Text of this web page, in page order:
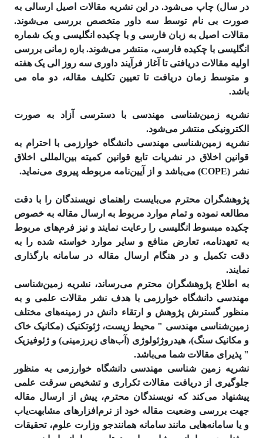
در سال) چاپ می‌شود. در این نشریه مقالات اصیل ارسالی به
صورت بی نام توسط سه داور متخصص بررسی می‌شوند.
مقالات اصیل به زبان فارسی و با چکیده انگلیسی و یک شماره
انگلیسی با چکیده فارسی، منتشر می‌شوند. بازه زمانی بررسی
اولیه مقالات دریافتی تا آغاز فرآیند داوری سه روز الی یک هفته
و متوسط زمان دریافت تا تعیین تکلیف مقاله، دو ماه می
باشد.
نشریه زمین‌شناسی مهندسی با دسترسی آزاد به صورت
الکترونیکی منتشر می‌شود.
نشریه زمین‌شناسی مهندسی دانشگاه خوارزمی با احترام به
قوانین اخلاق در نشریات تابع قوانین کمیته بین‌المللی اخلاق
نشر (COPE) می‌باشد و از آیین‌نامه مربوطه پیروی می‌نماید.
پژوهشگران محترم می‌بایست راهنمای نویسندگان را با دقت
مطالعه نموده و تمام موارد مربوط به ارسال مقاله به خصوص
چکیده مبسوط انگلیسی را رعایت نمایند و نیز فرم‌های مربوط
به تعهدنامه، تعارض منافع و سایر موارد خواسته شده را به
دقت تکمیل و در هنگام ارسال مقاله در سامانه بارگذاری
نمایند.
به اطلاع پژوهشگران محترم می‌رساند، نشریه زمین‌شناسی
مهندسی دانشگاه خوارزمی با هدف نشر مقالات علمی و به
منظور گسترش پژوهش و ارتقاء دانش در زمینه‌های مختلف
زمین‌شناسی مهندسی " محیط زیست، ژئوتکنیک (مکانیک خاک
و مکانیک سنگ)، هیدروژئولوژی (آب‌های زیرزمینی) و ژئوفیزیک
" پذیرای مقالات شما می‌باشد.
نشریه زمین شناسی مهندسی دانشگاه خوارزمی به منظور
جلوگیری از دریافت مقالات تکراری و تشخیص سرقت علمی
پیشنهاد می‌کند که نویسندگان محترم، پیش از ارسال مقاله
جهت بررسی وضعیت مقاله خود از نرم‌افزارهای مشابهت‌­یاب
و یا سامانه‌هایی مانند سامانه همانند‌جو وزارت علوم، تحقیقات